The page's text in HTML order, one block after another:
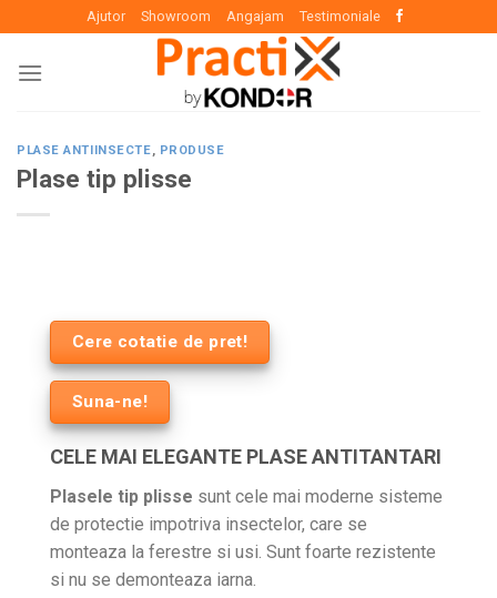
content
Ajutor Showroom Angajam Testimoniale
PLASE ANTIINSECTE, PRODUSE
Plase tip plisse
Cere cotatie de pret!
Suna-ne!
CELE MAI ELEGANTE PLASE ANTITANTARI
Plasele tip plisse sunt cele mai moderne sisteme
de protectie impotriva insectelor, care se
monteaza la ferestre si usi. Sunt foarte rezistente
si nu se demonteaza iarna.